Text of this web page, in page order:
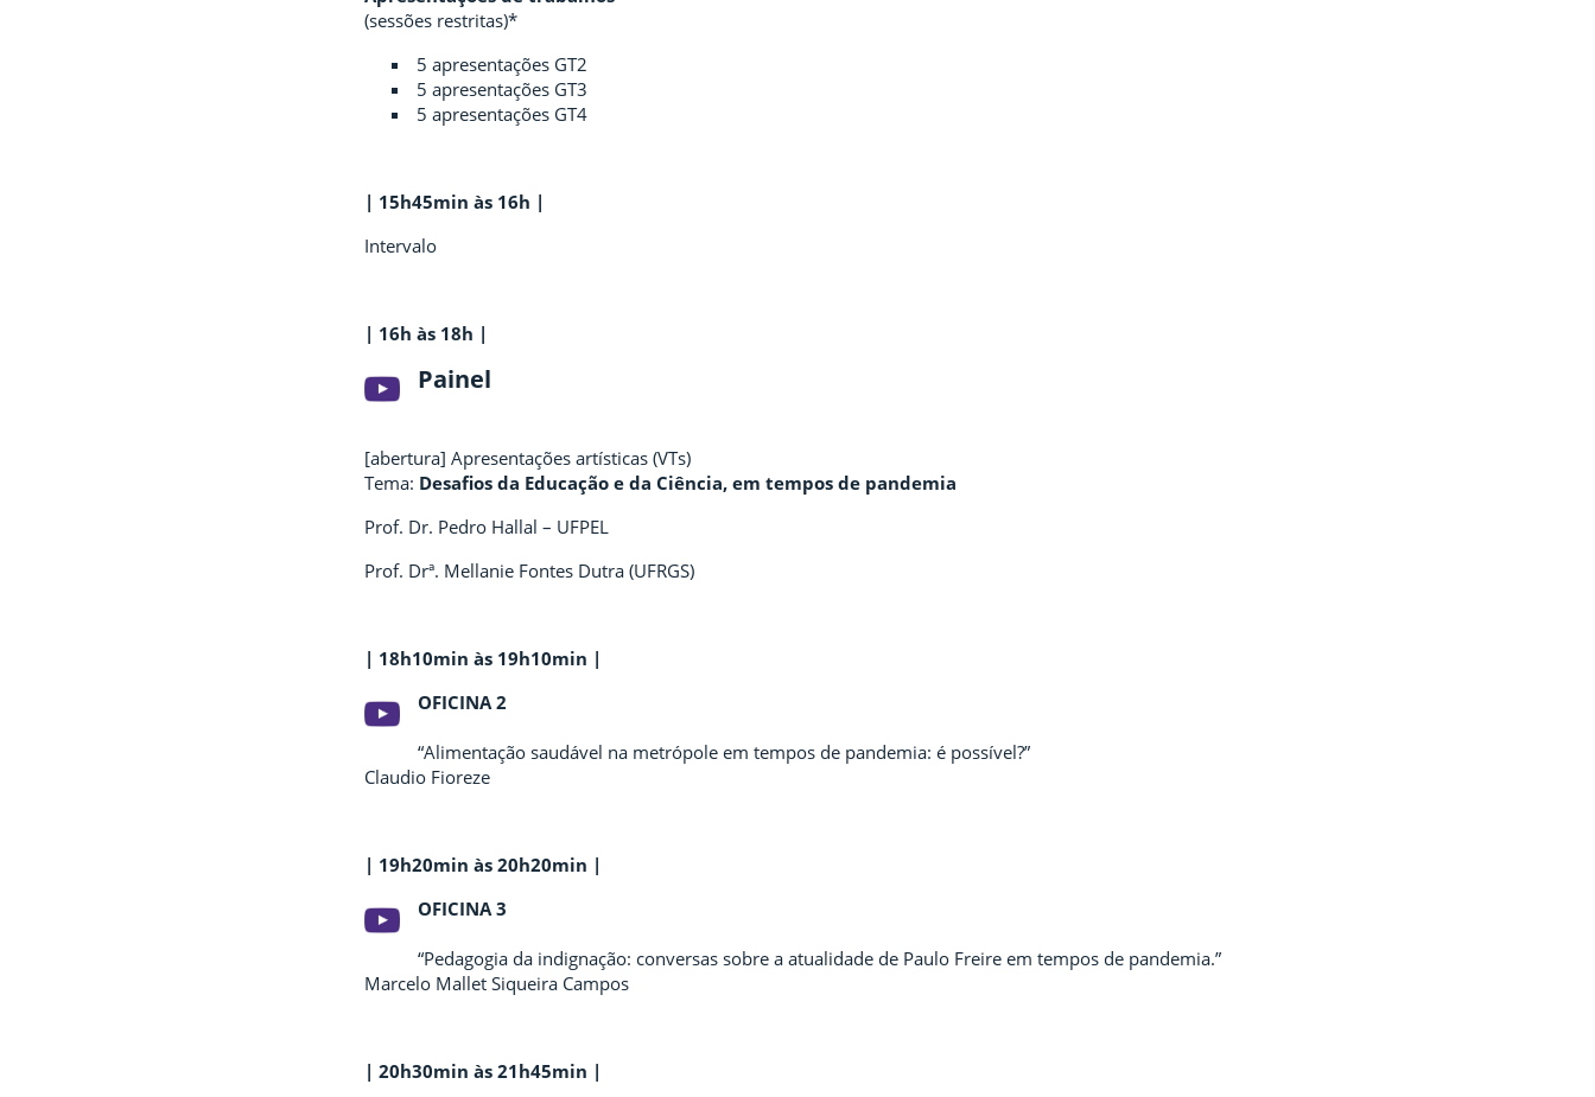
(sessões restritas)*
5 apresentações GT2
5 apresentações GT3
5 apresentações GT4
| 15h45min às 16h |
Intervalo
| 16h às 18h |
Painel
[abertura] Apresentações artísticas (VTs)
Tema: Desafios da Educação e da Ciência, em tempos de pandemia
Prof. Dr. Pedro Hallal – UFPEL
Prof. Drª. Mellanie Fontes Dutra (UFRGS)
| 18h10min às 19h10min |
OFICINA 2
“Alimentação saudável na metrópole em tempos de pandemia: é possível?”
Claudio Fioreze
| 19h20min às 20h20min |
OFICINA 3
“Pedagogia da indignação: conversas sobre a atualidade de Paulo Freire em tempos de pandemia.”
Marcelo Mallet Siqueira Campos
| 20h30min às 21h45min |